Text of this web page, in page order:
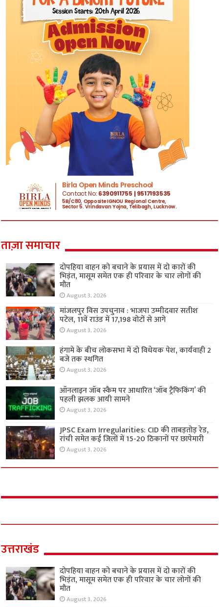
ताज़ा समाचार
दोपहिया वाहन को बचाने के प्रयास में दो कारों की
भिड़ंत, मासूम समेत एक ही परिवार के चार लोगों की
मौत
August 3, 2026
मांजलपुर विस उपचुनाव : भाजपा उम्मीदवार सतीश
पटेल, 11वें राउंड में 17,198 वोटों से आगे
August 3, 2026
हंगामे के बीच लोकसभा में दो विधेयक पेश, कार्यवाही 2
बजे तक स्थगित
August 3, 2026
ऑनलाइन जॉब स्कैम पर आधारित ‘जॉब ट्रैफिकिंग’ की
पहली झलक आयी सामने
August 3, 2026
JPSC Exam Irregularities: CID की ताबड़तोड़ रेड,
रांची समेत कई जिलों में 15-20 ठिकानों पर छापेमारी
August 3, 2026
उत्तराखंड
दोपहिया वाहन को बचाने के प्रयास में दो कारों की
भिड़ंत, मासूम समेत एक ही परिवार के चार लोगों की
मौत
August 3, 2026